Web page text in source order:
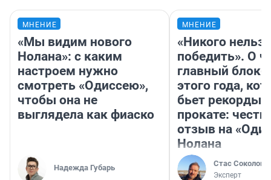
МНЕНИЕ
«Мы видим нового
Нолана»: с каким
настроем нужно
смотреть «Одиссею»,
чтобы она не
выглядела как фиаско
Надежда Губарь
МНЕНИЕ
«Никого нельзя
победить». О
главный
этого года,
бьет рекорды в
прокате:
отзыв на
Нолана
Стас Соколов
Эксперт